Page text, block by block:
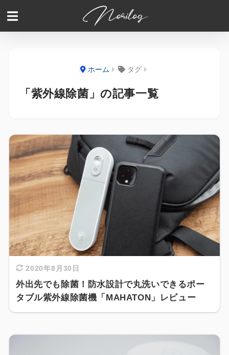
ホーム タグ
「紫外線除菌」の記事一覧
2020年8月30日
外出先でも除菌！防水設計で丸洗いできるポー
タブル紫外線除菌機「MAHATON」レビュー